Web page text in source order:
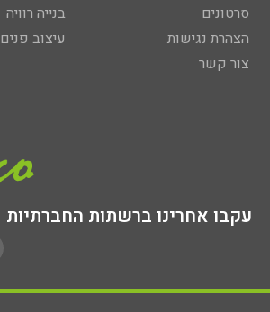
סרטונים
הצהרת נגישות
צור קשר
בנייה רוויה
עיצוב פנים
עקבו אחרינו ברשתות החברתיות